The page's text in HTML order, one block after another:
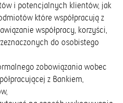
i potencjalnych klientów, jak
które współpracują z
współpracy, korzyści,
do osobistego
zobowiązania wobec
z Bankiem,